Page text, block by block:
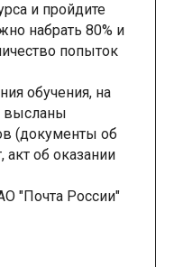
и пройдите
набрать 80% и
попыток
обучения, на
высланы
(документы об
акт об оказании
"Почта России"